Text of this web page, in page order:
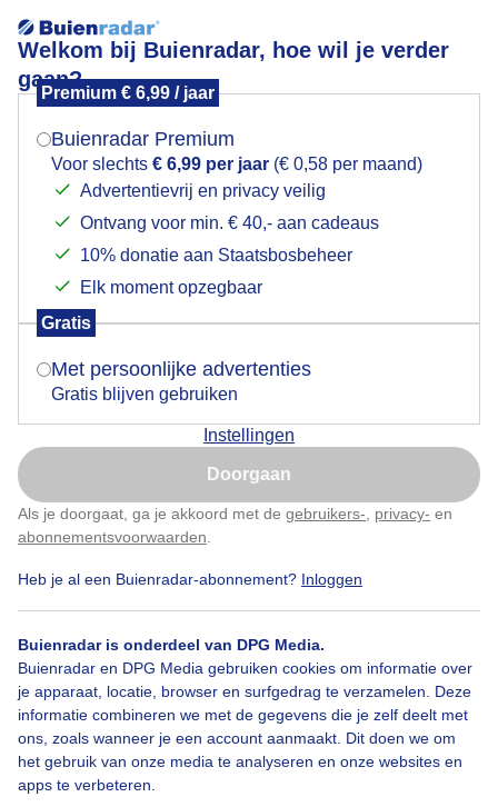
Welkom bij Buienradar, hoe wil je verder
gaan?
Premium € 6,99 / jaar
Buienradar Premium
Voor slechts € 6,99 per jaar (€ 0,58 per maand)
Advertentievrij en privacy veilig
Ontvang voor min. € 40,- aan cadeaus
10% donatie aan Staatsbosbeheer
Elk moment opzegbaar
Gratis
Met persoonlijke advertenties
Gratis blijven gebruiken
Instellingen
Doorgaan
Als je doorgaat, ga je akkoord met de gebruikers- privacy- en
abonnementsvoorwaarden
Heb je al een Buienradar-abonnement? Inloggen
Buienradar is onderdeel van DPG Media.
Buienradar en DPG Media gebruiken cookies om informatie over
je apparaat, locatie, browser en surfgedrag te verzamelen. Deze
informatie combineren we met de gegevens die je zelf deelt met
ons, zoals wanneer je een account aanmaakt. Dit doen we om
het gebruik van onze media te analyseren en onze websites en
apps te verbeteren.
Boer al vroeg bezig zijn akker bespuiten
Vriendelijke bewolktelucht en al 19 gr om 07.30 uur
Door: Astrid Wiessner Hoog Gemaakt: 13-06-2025, 50x bekeken
Bekijk slideshow
Mogen we je locatie gebruiken voor het
Indien je hier nog geen akkoord op hebt gegeven,
verschijnt er zo een pop-up uit je browser waarin
Is goed, toon de popup
Nu niet, misschien later
Klik hierom dit aan te passen